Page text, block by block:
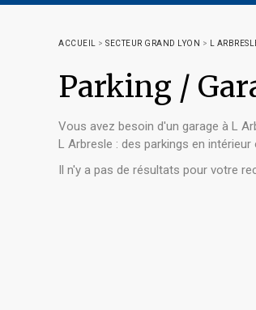
ACCUEIL > SECTEUR GRAND LYON > L
Parking /
Vous avez besoin d'un garage à L
L Arbresle : des parkings en
Il n'y a pas de résultats pour votre